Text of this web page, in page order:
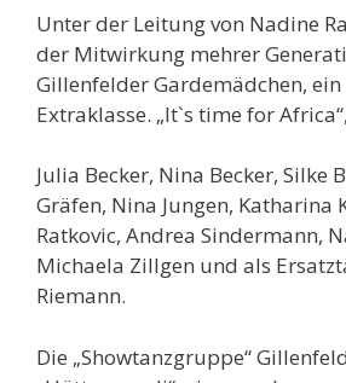
Unter der Leitung von Nadine
der Mitwirkung mehrer
Gillenfelder Gardemädchen,
Extraklasse. „It`s time for
Julia Becker, Nina Becker, Silke
Gräfen, Nina Jungen, Katharina
Ratkovic, Andrea Sindermann,
Michaela Zillgen und als
Riemann.
Die „Showtanzgruppe“